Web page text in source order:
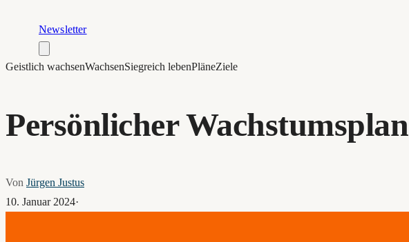
Newsletter
Geistlich wachsenWachsenSiegreich lebenPläneZiele
Persönlicher Wachstumsplan
Von Jürgen Justus
10. Januar 2024·